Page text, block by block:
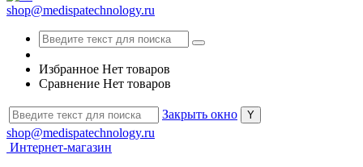
shop@medispatechnology.ru
Избранное Нет товаров
Сравнение Нет товаров
Закрыть окно
shop@medispatechnology.ru
Интернет-магазин